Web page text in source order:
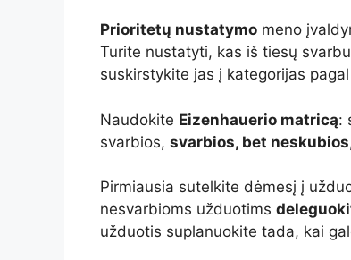
Prioritetų nustatymo meno
Turite nustatyti, kas iš tiesų
suskirstykite jas į kategorijas
Naudokite Eizenhauerio matricą:
svarbios, svarbios, bet neskubios
Pirmiausia sutelkite dėmesį į
nesvarbioms užduotims
užduotis suplanuokite tada, kai